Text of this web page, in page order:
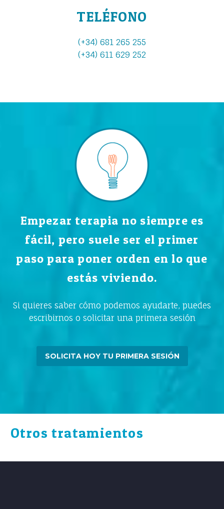
TELÉFONO
(+34) 681 265 255
(+34) 611 629 252
Empezar terapia no siempre es
fácil, pero suele ser el primer
paso para poner orden en lo que
estás viviendo.
Si quieres saber cómo podemos ayudarte, puedes
escribirnos o solicitar una primera sesión
SOLICITA HOY TU PRIMERA SESIÓN
Otros tratamientos